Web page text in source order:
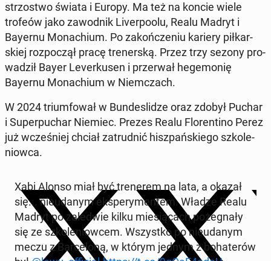
strzo­stwo świata i Europy. Ma też na koncie wiele
trofeów jako za­wod­nik Li­ver­po­olu, Realu Madryt i
Bayernu Mo­na­chium. Po za­koń­cze­niu kariery pił­kar­
skiej roz­po­czął pracę tre­ner­ską. Przez trzy sezony pro­
wa­dził Bayer Le­ver­ku­sen i prze­rwał he­ge­mo­nię
Bayernu Mo­na­chium w Niem­czach.
W 2024 trium­fo­wał w Bun­de­sli­dze oraz zdobył Puchar
i Su­per­pu­char Niemiec. Prezes Realu Flo­ren­ti­no Perez
już wcze­śniej chciał za­trud­nić hisz­pań­skie­go szko­le­
niow­ca.
Xabi Alonso miał być tre­ne­rem na lata, a okazał
się... nie­uda­nym eks­pe­ry­men­tem. Władze Realu
Madryt po za­le­d­wie kilku mie­sią­cach po­że­gna­ły
się ze szko­le­niow­cem. Wszyst­ko po nie­uda­nym
meczu z Bar­ce­lo­ną, w którym jednym z bo­ha­te­rów